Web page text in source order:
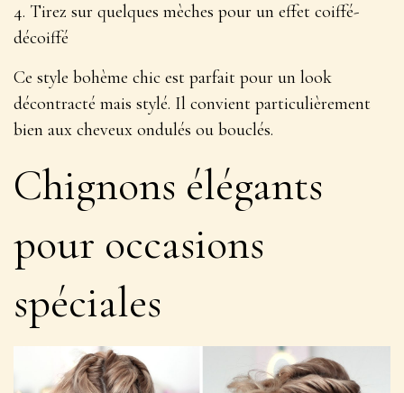
4. Tirez sur quelques mèches pour un effet coiffé-
décoiffé
Ce style bohème chic est parfait pour un look
décontracté mais stylé. Il convient particulièrement
bien aux cheveux ondulés ou bouclés.
Chignons élégants
pour occasions
spéciales